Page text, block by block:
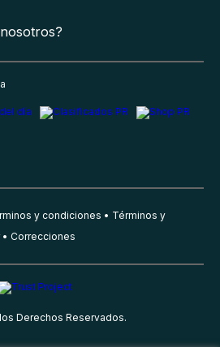
y condiciones
Términos y
Correcciones
Derechos Reservados.